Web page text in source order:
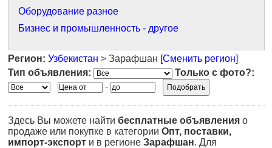
Оборудование разное
Бизнес и промышленность - другое
Регион: Узбекистан > Зарафшан [Сменить регион]
Тип объявления:
Только с фото?:
-
Здесь Вы можете найти бесплатные объявления о
продаже или покупке в категории Опт, поставки,
импорт-экспорт и в регионе Зарафшан. Для